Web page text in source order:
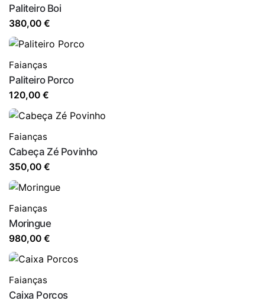
Paliteiro Boi
380,00 €
Faianças
Paliteiro Porco
120,00 €
Faianças
Cabeça Zé Povinho
350,00 €
Faianças
Moringue
980,00 €
Faianças
Caixa Porcos